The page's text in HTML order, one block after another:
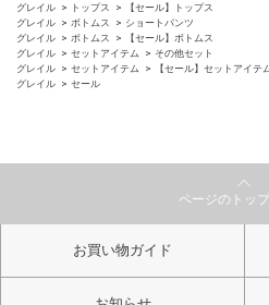
グレイル
トップス
【セール】トップス
グレイル
ボトムス
ショートパンツ
グレイル
ボトムス
【セール】ボトムス
グレイル
セットアイテム
その他セット
グレイル
セットアイテム
【セール】セットアイテ
グレイル
セール
ページのトッ
お買い物ガイド